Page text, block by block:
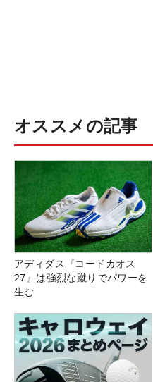
オススメの記事
アディダス『コードカオス
27』は強烈な蹴りでパワーを
生む